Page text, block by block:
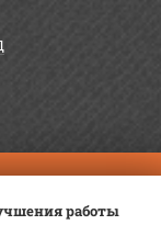
Контакты
работы